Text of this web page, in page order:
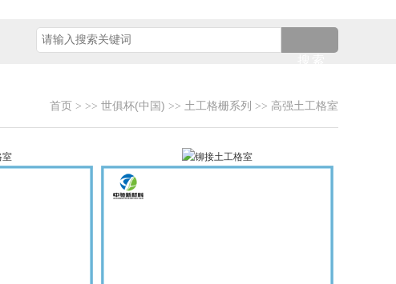
首页 > >> 世俱杯(中国) >> 土工格栅系列 >> 高强土工格室